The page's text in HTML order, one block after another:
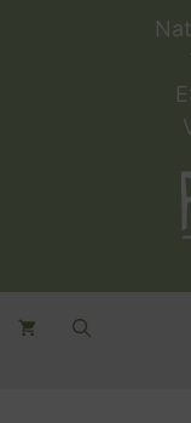
E: